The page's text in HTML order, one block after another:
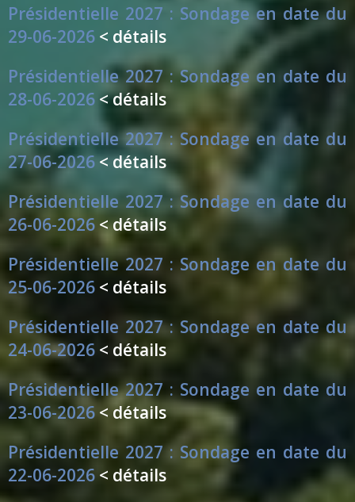
Présidentielle 2027 : Sondage en date du
29-06-2026 < détails
Présidentielle 2027 : Sondage en date du
28-06-2026 < détails
Présidentielle 2027 : Sondage en date du
27-06-2026< détails
Présidentielle 2027 : Sondage en date du
26-06-2026 < détails
Présidentielle 2027 : Sondage en date du
25-06-2026 < détails
Présidentielle 2027 : Sondage en date du
24-06-2026 < détails
Présidentielle 2027 : Sondage en date du
23-06-2026 < détails
Présidentielle 2027 : Sondage en date du
22-06-2026 < détails